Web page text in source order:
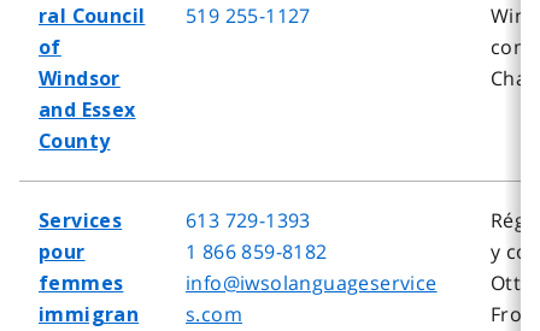
ral Council
of
Windsor
and Essex
County
519 255-1127
Services
pour
femmes
immigran
613 729-1393
1 866 859-8182
info@iwsolanguageservice
s.com
y